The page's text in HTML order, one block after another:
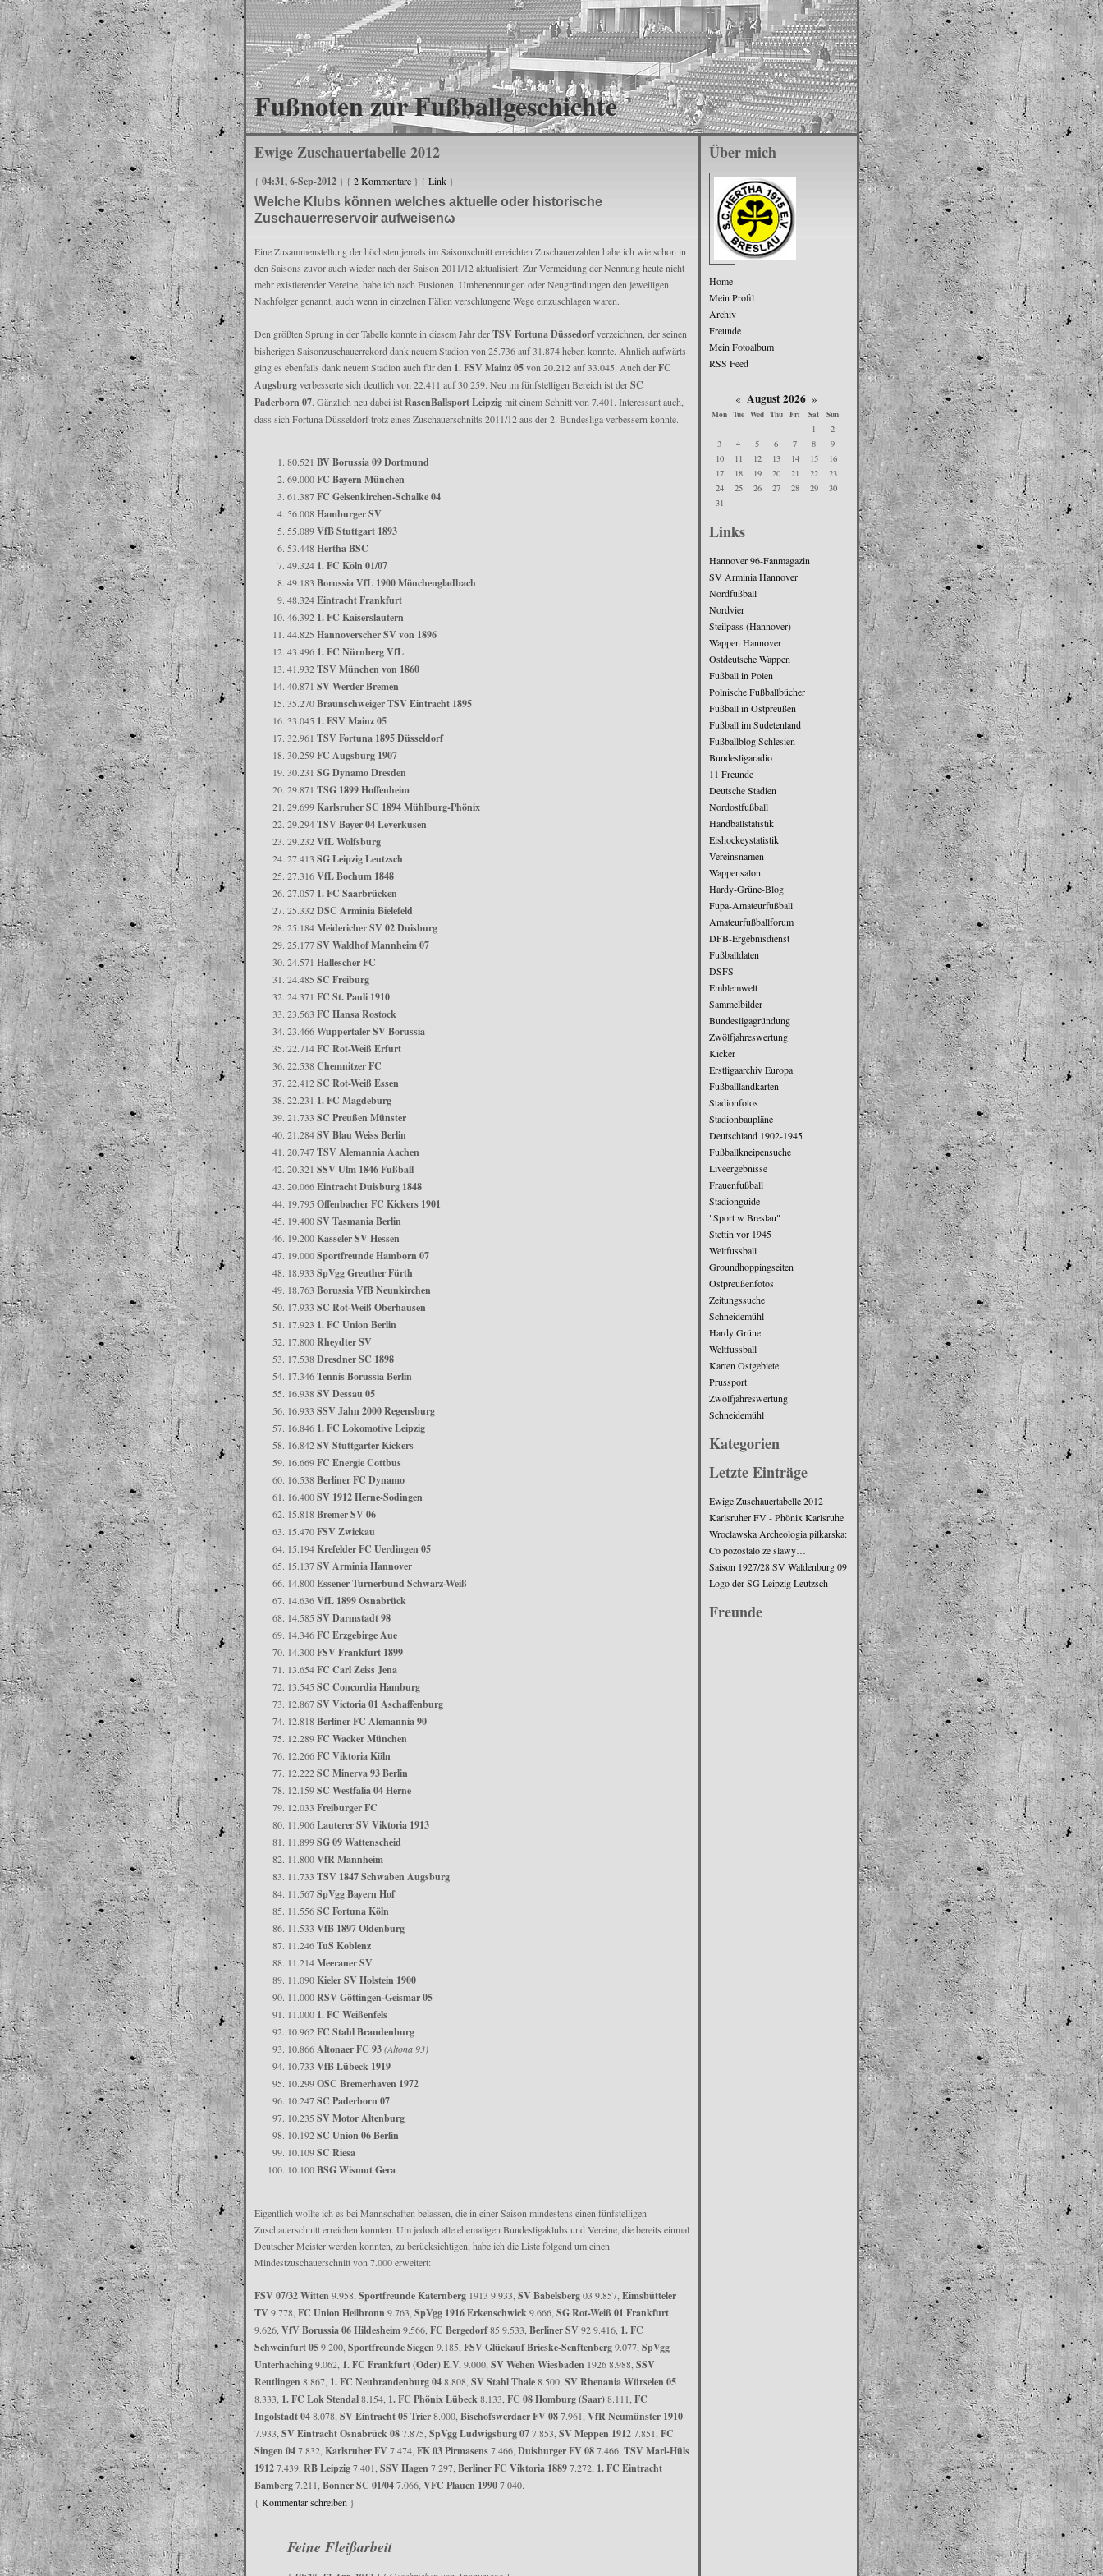
Fußnoten zur Fußballgeschichte
Ewige Zuschauertabelle 2012
{ 04:31, 6-Sep-2012 } { 2 Kommentare } { Link }
Welche Klubs können welches aktuelle oder historische
Zuschauerreservoir aufweisenω
Eine Zusammenstellung der höchsten jemals im Saisonschnitt erreichten Zuschauerzahlen habe ich wie schon in
den Saisons zuvor auch wieder nach der Saison 2011/12 aktualisiert. Zur Vermeidung der Nennung heute nicht
mehr existierender Vereine, habe ich nach Fusionen, Umbenennungen oder Neugründungen den jeweiligen
Nachfolger genannt, auch wenn in einzelnen Fällen verschlungene Wege einzuschlagen waren.
Den größten Sprung in der Tabelle konnte in diesem Jahr derTSV Fortuna Düssedorfverzeichnen, der seinen
bisherigen Saisonzuschauerrekord dank neuem Stadion von 25.736 auf 31.874 heben konnte. Ähnlich aufwärts
ging es ebenfalls dank neuem Stadion auch für den 1. FSV Mainz 05von 20.212 auf 33.045. Auch derFC
Augsburgverbesserte sich deutlich von 22.411 auf 30.259. Neu im fünfstelligen Bereich ist derSC
Paderborn 07. Gänzlich neu dabei istRasenBallsport Leipzigmit einem Schnitt von 7.401. Interessant auch,
dass sich Fortuna Düsseldorf trotz eines Zuschauerschnitts 2011/12 aus der 2. Bundesliga verbessern konnte.
80.521 BV Borussia 09 Dortmund
69.000FC Bayern München
61.387FC Gelsenkirchen-Schalke 04
56.008Hamburger SV
55.089VfB Stuttgart 1893
53.448Hertha BSC
49.324 1. FC Köln 01/07
49.183 Borussia VfL 1900 Mönchengladbach
48.324Eintracht Frankfurt
46.392 1. FC Kaiserslautern
44.825 Hannoverscher SV von 1896
43.496 1. FC Nürnberg VfL
41.932TSV München von 1860
40.871 SV Werder Bremen
35.270Braunschweiger TSV Eintracht 1895
33.045 1. FSV Mainz 05
32.961 TSV Fortuna 1895 Düsseldorf
30.259FC Augsburg 1907
30.231 SG Dynamo Dresden
29.871 TSG 1899 Hoffenheim
29.699Karlsruher SC 1894 Mühlburg-Phönix
29.294TSV Bayer 04 Leverkusen
29.232VfL Wolfsburg
27.413 SG Leipzig Leutzsch
27.316VfL Bochum 1848
27.057 1. FC Saarbrücken
25.332DSC Arminia Bielefeld
25.184Meidericher SV 02 Duisburg
25.177SV Waldhof Mannheim 07
24.571 Hallescher FC
24.485 SC Freiburg
24.371 FC St. Pauli 1910
23.563 FC Hansa Rostock
23.466Wuppertaler SV Borussia
22.714FC Rot-Weiß Erfurt
22.538Chemnitzer FC
22.412SC Rot-Weiß Essen
22.231 1. FC Magdeburg
21.733 SC Preußen Münster
21.284SV Blau Weiss Berlin
20.747TSV Alemannia Aachen
20.321 SSV Ulm 1846 Fußball
20.066Eintracht Duisburg 1848
19.795 Offenbacher FC Kickers 1901
19.400SV Tasmania Berlin
19.200Kasseler SV Hessen
19.000Sportfreunde Hamborn 07
18.933 SpVgg Greuther Fürth
18.763 Borussia VfB Neunkirchen
17.933 SC Rot-Weiß Oberhausen
17.923 1. FC Union Berlin
17.800Rheydter SV
17.538Dresdner SC 1898
17.346Tennis Borussia Berlin
16.938SV Dessau 05
16.933 SSV Jahn 2000 Regensburg
16.846 1. FC Lokomotive Leipzig
16.842SV Stuttgarter Kickers
16.669FC Energie Cottbus
16.538Berliner FC Dynamo
16.400SV 1912 Herne-Sodingen
15.818Bremer SV 06
15.470FSV Zwickau
15.194Krefelder FC Uerdingen 05
15.137SV Arminia Hannover
14.800Essener Turnerbund Schwarz-Weiß
14.636VfL 1899 Osnabrück
14.585 SV Darmstadt 98
14.346FC Erzgebirge Aue
14.300FSV Frankfurt 1899
13.654FC Carl Zeiss Jena
13.545 SC Concordia Hamburg
12.867SV Victoria 01 Aschaffenburg
12.818Berliner FC Alemannia 90
12.289FC Wacker München
12.266FC Viktoria Köln
12.222SC Minerva 93 Berlin
12.159SC Westfalia 04 Herne
12.033 Freiburger FC
11.906Lauterer SV Viktoria 1913
11.899SG 09 Wattenscheid
11.800VfR Mannheim
11.733 TSV 1847 Schwaben Augsburg
11.567SpVgg Bayern Hof
11.556SC Fortuna Köln
11.533 VfB 1897 Oldenburg
11.246TuS Koblenz
11.214Meeraner SV
11.090Kieler SV Holstein 1900
11.000RSV Göttingen-Geismar 05
11.000 1. FC Weißenfels
10.962FC Stahl Brandenburg
10.866Altonaer FC 93(Altona 93)
10.733 VfB Lübeck 1919
10.299OSC Bremerhaven 1972
10.247SC Paderborn 07
10.235 SV Motor Altenburg
10.192SC Union 06 Berlin
10.109SC Riesa
10.100BSG Wismut Gera
Eigentlich wollte ich es bei Mannschaften belassen, die in einer Saison mindestens einen fünfstelligen
Zuschauerschnitt erreichen konnten. Um jedoch alle ehemaligen Bundesligaklubs und Vereine, die bereits einmal
Deutscher Meister werden konnten, zu berücksichtigen, habe ich die Liste folgend um einen
Mindestzuschauerschnitt von 7.000 erweitert:
FSV 07/32 Witten 9.958, Sportfreunde Katernberg 1913 9.933, SV Babelsberg03 9.857, Eimsbütteler
TV 9.778, FC Union Heilbronn 9.763, SpVgg 1916 Erkenschwick9.666, SG Rot-Weiß 01 Frankfurt
9.626, VfV Borussia 06 Hildesheim9.566, FC Bergedorf85 9.533, Berliner SV 92 9.416, 1. FC
Schweinfurt 059.200, Sportfreunde Siegen 9.185, FSV Glückauf Brieske-Senftenberg9.077, SpVgg
Unterhaching9.062, 1. FC Frankfurt (Oder) E.V.9.000, SV Wehen Wiesbaden 1926 8.988, SSV
Reutlingen 8.867, 1. FC Neubrandenburg 048.808, SV Stahl Thale8.500, SV Rhenania Würselen 05
8.333, 1. FC Lok Stendal8.154, 1. FC Phönix Lübeck8.133, FC 08 Homburg (Saar)8.111, FC
Ingolstadt 048.078, SV Eintracht 05 Trier8.000, Bischofswerdaer FV 087.961, VfR Neumünster 1910
7.933, SV Eintracht Osnabrück 087.875, SpVgg Ludwigsburg 077.853, SV Meppen 19127.851, FC
Singen 047.832, Karlsruher FV 7.474, FK 03 Pirmasens7.466, Duisburger FV 087.466, TSV Marl-Hüls
19127.439, RB Leipzig7.401, SSV Hagen 7.297, Berliner FC Viktoria 18897.272, 1. FC Eintracht
Bamberg7.211, Bonner SC 01/047.066, VFC Plauen 19907.040.
{ Kommentar schreiben }
Feine Fleißarbeit
Über mich
Home
Mein Profil
Archiv
Freunde
Mein Fotoalbum
RSS Feed
« August 2026 »
Mon Tue Wed Thu Fri Sat Sun
1
2
3
4 5 6 7 8
9
10
11 12 13 14 15
16
17
18 19 20 21 22
23
24
25 26 27 28 29
30
31
Links
Hannover 96-Fanmagazin
SV Arminia Hannover
Nordfußball
Nordvier
Steilpass (Hannover)
Wappen Hannover
Ostdeutsche Wappen
Fußball in Polen
Polnische Fußballbücher
Fußball in Ostpreußen
Fußball im Sudetenland
Fußballblog Schlesien
Bundesligaradio
11 Freunde
Deutsche Stadien
Nordostfußball
Handballstatistik
Eishockeystatistik
Vereinsnamen
Wappensalon
Hardy-Grüne-Blog
Fupa-Amateurfußball
Amateurfußballforum
DFB-Ergebnisdienst
Fußballdaten
DSFS
Emblemwelt
Sammelbilder
Bundesligagründung
Zwölfjahreswertung
Kicker
Erstligaarchiv Europa
Fußballlandkarten
Stadionfotos
Stadionbaupläne
Deutschland 1902-1945
Fußballkneipensuche
Liveergebnisse
Frauenfußball
Stadionguide
"Sport w Breslau"
Stettin vor 1945
Weltfussball
Groundhoppingseiten
Ostpreußenfotos
Zeitungssuche
Schneidemühl
Hardy Grüne
Weltfussball
Karten Ostgebiete
Prussport
Zwölfjahreswertung
Schneidemühl
Kategorien
Letzte Einträge
Ewige Zuschauertabelle 2012
Karlsruher FV - Phönix Karlsruhe
Wroclawska Archeologia pilkarska:
Co pozostalo ze slawy…
Saison 1927/28 SV Waldenburg 09
Logo der SG Leipzig Leutzsch
Freunde